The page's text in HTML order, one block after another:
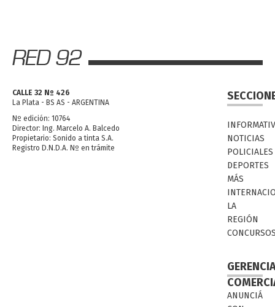
CALLE 32 Nº 426
La Plata - BS AS - ARGENTINA
Nº edición: 10764
Director: Ing. Marcelo A. Balcedo
Propietario: Sonido a tinta S.A.
Registro D.N.D.A. Nº en trámite
NOTICIAS
POLICIALES
DEPORTES
MÁS
LA
REGIÓN
ANUNCIÁ